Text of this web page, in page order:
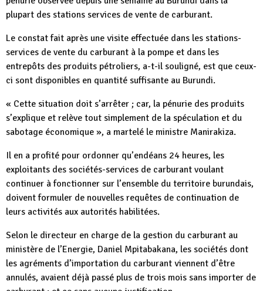
plupart des stations services de vente de carburant.
Le constat fait après une visite effectuée dans les stations-
services de vente du carburant à la pompe et dans les
entrepôts des produits pétroliers, a-t-il souligné, est que ceux-
ci sont disponibles en quantité suffisante au Burundi.
« Cette situation doit s’arrêter ; car, la pénurie des produits
s’explique et relève tout simplement de la spéculation et du
sabotage économique », a martelé le ministre Manirakiza.
Il en a profité pour ordonner qu’endéans 24 heures, les
exploitants des sociétés-services de carburant voulant
continuer à fonctionner sur l’ensemble du territoire burundais,
doivent formuler de nouvelles requêtes de continuation de
leurs activités aux autorités habilitées.
Selon le directeur en charge de la gestion du carburant au
ministère de l’Energie, Daniel Mpitabakana, les sociétés dont
les agréments d’importation du carburant viennent d’être
annulés, avaient déjà passé plus de trois mois sans importer de